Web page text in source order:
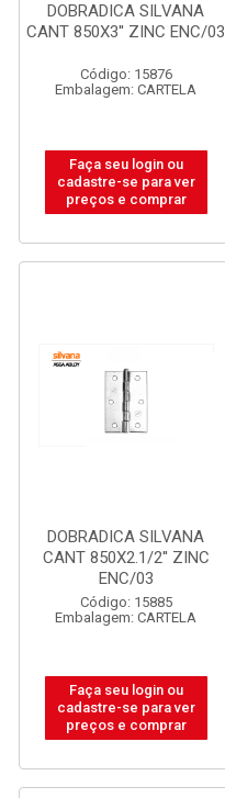
DOBRADICA SILVANA
CANT 850X3'' ZINC ENC/03
Código: 15876
Embalagem: CARTELA
Faça seu login ou
cadastre-se para ver
preços e comprar
DOBRADICA SILVANA
CANT 850X2.1/2'' ZINC
ENC/03
Código: 15885
Embalagem: CARTELA
Faça seu login ou
cadastre-se para ver
preços e comprar